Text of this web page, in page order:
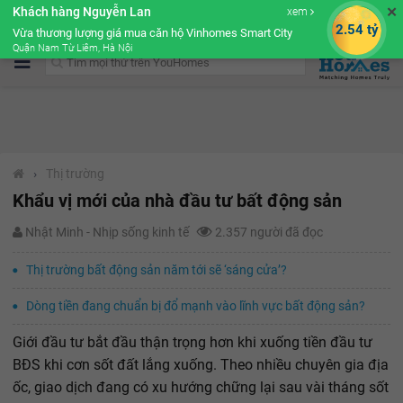
Cộng đồng Môi giới bPRO
› Thị trường
Khẩu vị mới của nhà đầu tư bất động sản
Nhật Minh - Nhịp sống kinh tế 2.357 người đã đọc
Thị trường bất động sản năm tới sẽ ‘sáng cửa’?
Dòng tiền đang chuẩn bị đổ mạnh vào lĩnh vực bất động sản?
Giới đầu tư bắt đầu thận trọng hơn khi xuống tiền đầu tư
BĐS khi cơn sốt đất lắng xuống. Theo nhiều chuyên gia địa
ốc, giao dịch đang có xu hướng chững lại sau vài tháng sốt
✕
Khách hàng Nguyễn Lan xem
Vừa thương lượng giá mua căn hộ Vinhomes Smart City
Quận Nam Từ Liêm, Hà Nội
2.54 tỷ